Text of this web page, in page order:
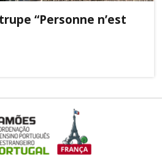
“Personne n’est